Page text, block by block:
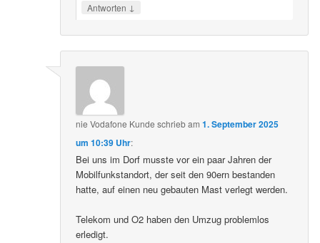
Antworten ↓
nie Vodafone Kunde schriebam1. September 2025
um 10:39 Uhr:
Bei uns im Dorf musste vor ein paar Jahren der
Mobilfunkstandort, der seit den 90ern bestanden
hatte, auf einen neu gebauten Mast verlegt werden.
Telekom und O2 haben den Umzug problemlos
erledigt.